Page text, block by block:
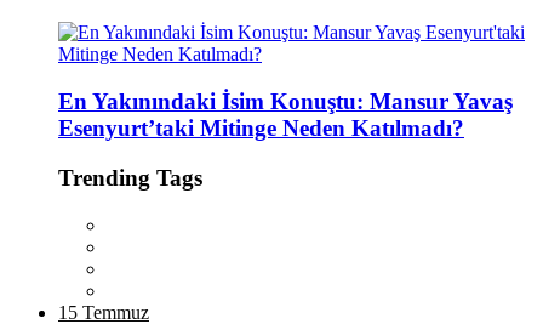
En Yakınındaki İsim Konuştu: Mansur Yavaş
Esenyurt’taki Mitinge Neden Katılmadı?
Trending Tags
15 Temmuz